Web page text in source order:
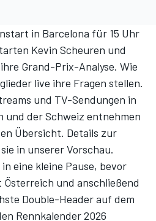
in Barcelona für 15 Uhr
Kevin Scheuren und
Grand-Prix-Analyse. Wie
live ihre Fragen stellen.
und TV-Sendungen in
und der Schweiz entnehmen
Übersicht. Details zur
in unsererVorschau.
eine kleine Pause, bevor
und anschließend
Double-Header auf dem
Rennkalender 2026